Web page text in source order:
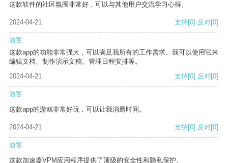
这款软件的社区氛围非常好，可以与其他用户交流学习心得。
2024-04-21 支持[0] 反对[0]
游客
这款app的功能非常强大，可以满足我所有的工作需求。我可以使用它来
编辑文档、制作演示文稿、管理日程安排等。
2024-04-21
支持[0] 反对[0]
游客
这款app的游戏非常好玩，可以让我消磨时间。
2024-04-21 支持[0] 反对[0]
游客
这款加速器VPM应用程序提供了顶级的安全性和隐私保护。